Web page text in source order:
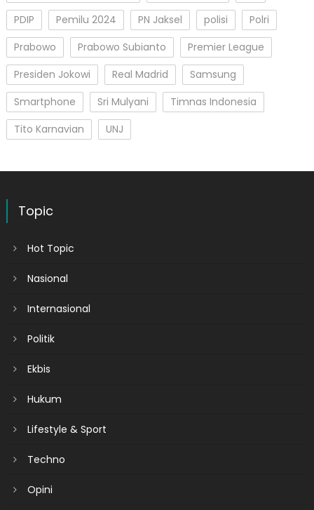
PDIP
Pemilu 2024 PN Jaksel polisi
Polri
Prabowo
Prabowo Subianto
Premier League
Presiden Jokowi
Real Madrid
Samsung
Smartphone
Sri Mulyani
Timnas Indonesia
Tito Karnavian
UNJ
Topic
Hot Topic
Nasional
Internasional
Politik
Ekbis
Hukum
Lifestyle & Sport
Techno
Opini